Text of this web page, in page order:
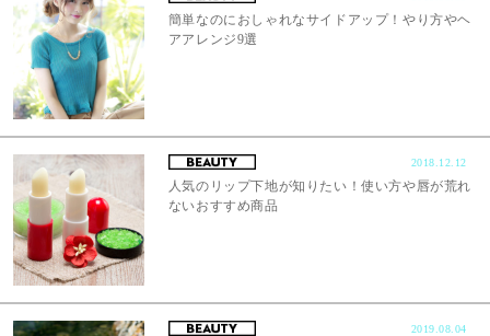
簡単なのにおしゃれなサイドアップ！やり方やヘ
アアレンジ9選
2018.12.12
人気のリップ下地が知りたい！使い方や唇が荒れ
ないおすすめ商品
2019.08.04